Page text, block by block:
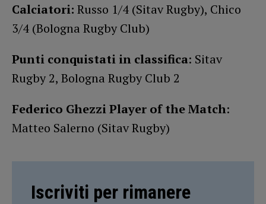
Calciatori: Russo 1/4 (Sitav Rugby), Chico
3/4 (Bologna Rugby Club)
Punti conquistati in classifica: Sitav
Rugby 2, Bologna Rugby Club 2
Federico Ghezzi Player of the Match:
Matteo Salerno (Sitav Rugby)
Iscriviti per rimanere